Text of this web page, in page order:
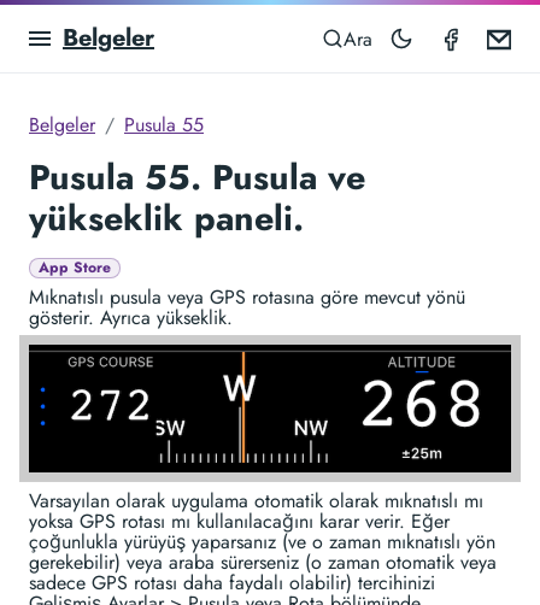
Belgeler Ara
Belgeler Pusula 55
Pusula 55. Pusula ve
yükseklik paneli.
App Store
Mıknatıslı pusula veya GPS rotasına göre mevcut yönü
gösterir. Ayrıca yükseklik.
Varsayılan olarak uygulama otomatik olarak mıknatıslı mı
yoksa GPS rotası mı kullanılacağını karar verir. Eğer
çoğunlukla yürüyüş yaparsanız (ve o zaman mıknatıslı yön
gerekebilir) veya araba sürerseniz (o zaman otomatik veya
sadece GPS rotası daha faydalı olabilir) tercihinizi